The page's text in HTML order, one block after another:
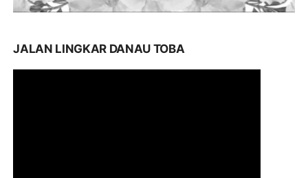
JALAN LINGKAR DANAU TOBA